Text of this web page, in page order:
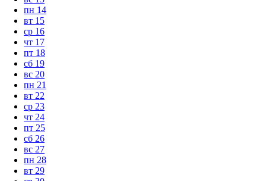
пн 14
вт 15
ср 16
чт 17
пт 18
сб 19
вс 20
пн 21
вт 22
ср 23
чт 24
пт 25
сб 26
вс 27
пн 28
вт 29